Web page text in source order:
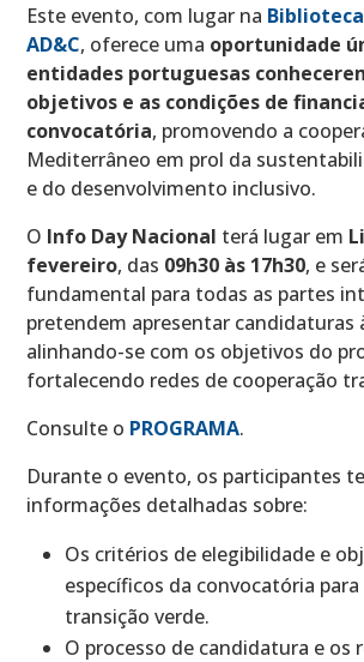
Este evento, com lugar na
AD&C, oferece uma oportunidade
entidades portuguesas
objetivos e as condições de
convocatória, promovendo a
Mediterrâneo em prol da
e do desenvolvimento inclusivo.
O Info Day Nacional terá lugar em
fevereiro, das 09h30 às 17h30, e
fundamental para todas as partes
pretendem apresentar candidaturas
alinhando-se com os objetivos do
fortalecendo redes de cooperação
Consulte o PROGRAMA.
Durante o evento, os participantes
informações detalhadas sobre:
Os critérios de elegibilidade e
específicos da convocatória
transição verde.
O processo de candidatura e os